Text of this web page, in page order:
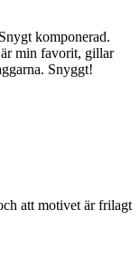
komponerad.
min favorit, gillar
Snyggt!
att motivet är frilagt